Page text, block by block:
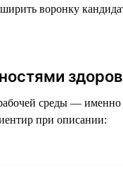
среды —
при описании: